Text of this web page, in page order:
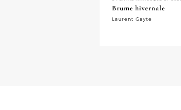
Brume hivernale
Laurent Gayte